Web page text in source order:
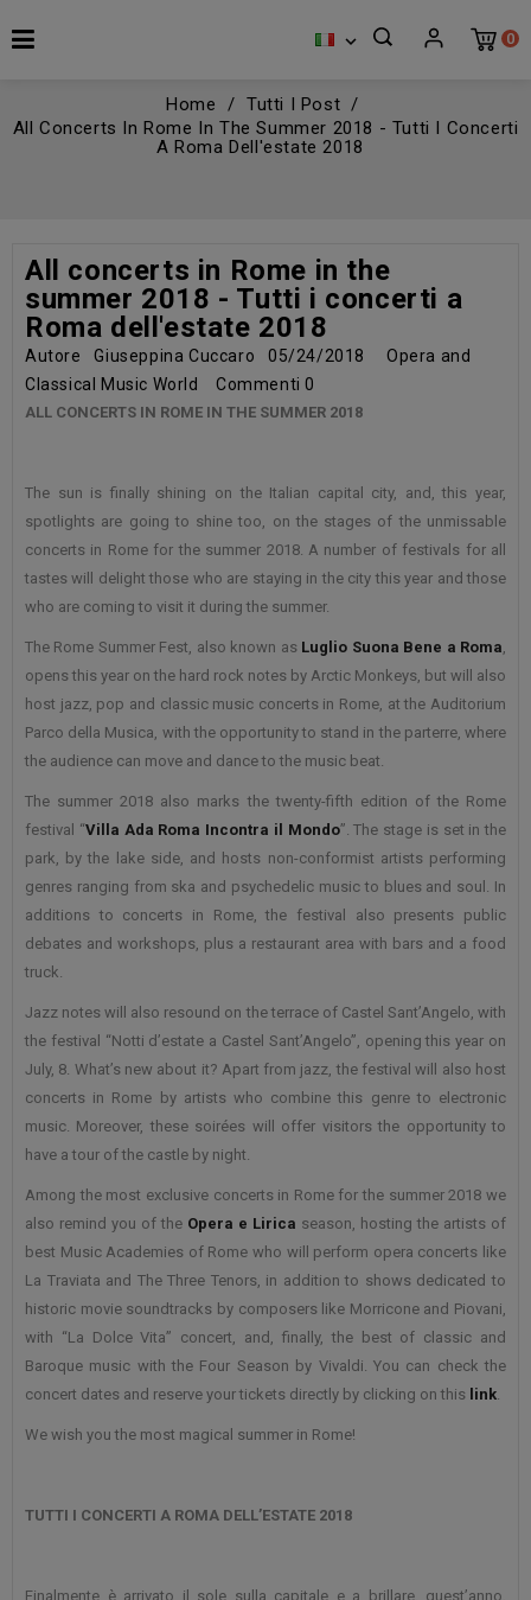
0

Home
Tutti I Post
All Concerts In Rome In The Summer 2018 - Tutti I Concerti
A Roma Dell'estate 2018
All concerts in Rome in the
summer 2018 - Tutti i concerti a
Roma dell'estate 2018
Autore Giuseppina Cuccaro 05/24/2018
Opera and
Classical Music World
Commenti0
ALL CONCERTS IN ROME IN THE SUMMER 2018
The sun is finally shining on the Italian capital city, and, this year,
spotlights are going to shine too, on the stages of the unmissable
concerts in Rome for the summer 2018. A number of festivals for all
tastes will delight those who are staying in the city this year and those
who are coming to visit it during the summer.
The Rome Summer Fest, also known as Luglio Suona Bene a Roma,
opens this year on the hard rock notes by Arctic Monkeys, but will also
host jazz, pop and classic music concerts in Rome, at the Auditorium
Parco della Musica, with the opportunity to stand in the parterre, where
the audience can move and dance to the music beat.
The summer 2018 also marks the twenty-fifth edition of the Rome
festival “Villa Ada Roma Incontra il Mondo”. The stage is set in the
park, by the lake side, and hosts non-conformist artists performing
genres ranging from ska and psychedelic music to blues and soul. In
additions to concerts in Rome, the festival also presents public
debates and workshops, plus a restaurant area with bars and a food
truck.
Jazz notes will also resound on the terrace of Castel Sant’Angelo, with
the festival “Notti d’estate a Castel Sant’Angelo”, opening this year on
July, 8. What’s new about it? Apart from jazz, the festival will also host
concerts in Rome by artists who combine this genre to electronic
music. Moreover, these soirées will offer visitors the opportunity to
have a tour of the castle by night.
Among the most exclusive concerts in Rome for the summer 2018 we
also remind you of the Opera e Lirica season, hosting the artists of
best Music Academies of Rome who will perform opera concerts like
La Traviata and The Three Tenors, in addition to shows dedicated to
historic movie soundtracks by composers like Morricone and Piovani,
with “La Dolce Vita” concert, and, finally, the best of classic and
Baroque music with the Four Season by Vivaldi. You can check the
concert dates and reserve your tickets directly by clicking on this link.
We wish you the most magical summer in Rome!
TUTTI I CONCERTI A ROMA DELL’ESTATE 2018
Finalmente è arrivato il sole sulla capitale e a brillare, quest’anno,